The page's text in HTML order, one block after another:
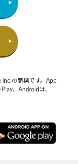
Inc.の商標です。App
、Androidは、